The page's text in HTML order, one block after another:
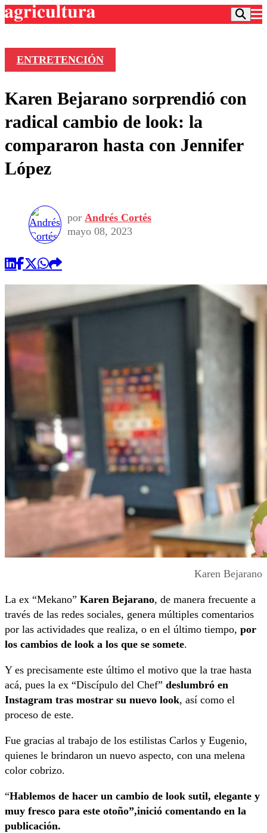
Frecuencias
Agricultura TV
Deportes
Colo Colo
Torneo Internacional
Torneo Nacional
Entretención
Internacional
Nacional
Programas
Comercial
ENTRETENCIÓN
Karen Bejarano sorprendió con
radical cambio de look: la
compararon hasta con Jennifer
López
por Andrés Cortés
mayo 08, 2023
Karen Bejarano
La ex “Mekano” Karen Bejarano, de manera frecuente a
través de las redes sociales, genera múltiples comentarios
por las actividades que realiza, o en el último tiempo, por
los cambios de look a los que se somete.
Y es precisamente este último el motivo que la trae hasta
acá, pues la ex “Discípulo del Chef” deslumbró en
Instagram tras mostrar su nuevo look, así como el
proceso de este.
Fue gracias al trabajo de los estilistas Carlos y Eugenio,
quienes le brindaron un nuevo aspecto, con una melena
color cobrizo.
“Hablemos de hacer un cambio de look sutil, elegante y
muy fresco para este otoño”,inició comentando en la
publicación.